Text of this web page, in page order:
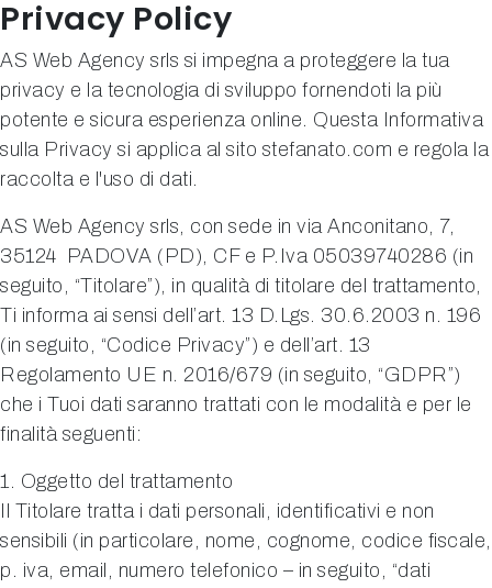
Privacy Policy
AS Web Agency srls si impegna a proteggere la tua
privacy e la tecnologia di sviluppo fornendoti la più
potente e sicura esperienza online. Questa Informativa
sulla Privacy si applica al sito stefanato.com e regola la
raccolta e l'uso di dati.
AS Web Agency srls, con sede in via Anconitano, 7,
35124 PADOVA (PD), CF e P.Iva 05039740286 (in
seguito, “Titolare”), in qualità di titolare del trattamento,
Ti informa ai sensi dell’art. 13 D.Lgs. 30.6.2003 n. 196
(in seguito, “Codice Privacy”) e dell’art. 13
Regolamento UE n. 2016/679 (in seguito, “GDPR”)
che i Tuoi dati saranno trattati con le modalità e per le
finalità seguenti:
1. Oggetto del trattamento
Il Titolare tratta i dati personali, identificativi e non
sensibili (in particolare, nome, cognome, codice fiscale,
p. iva, email, numero telefonico – in seguito, “dati